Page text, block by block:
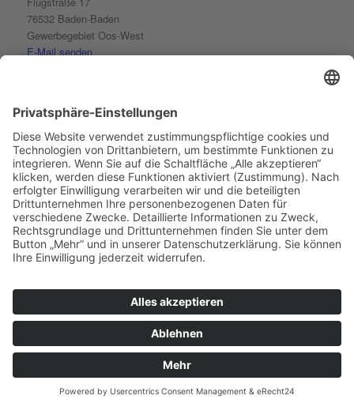
76532 Baden-Baden
Gewerbegebiet Oos-West
E-Mail senden
07221 17200
Telefon Kletterhalle:
07221 968513
Immer auf dem neuesten Stand:
Newsletter abonnieren…
Impressum
Bericht von der Landesjugendversammlung des DAV in Konstanz am 2.
Spaltenbergungskurs an der